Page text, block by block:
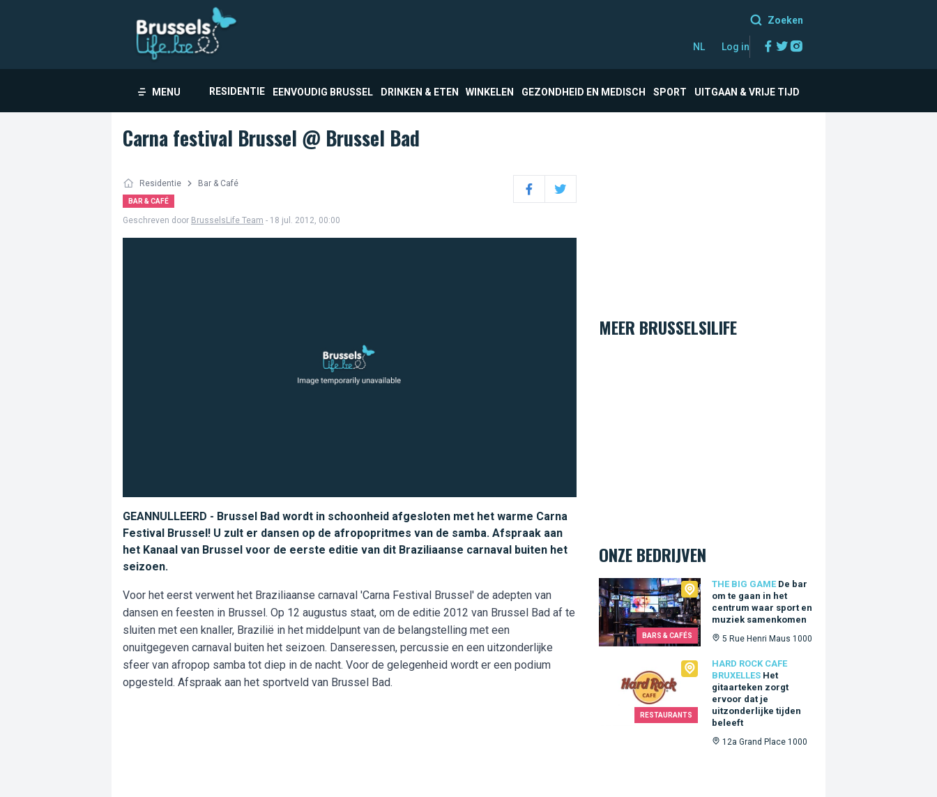
Zoeken
NL Log in Facebook
Twitter
MENU RESIDENTIE EENVOUDIG BRUSSEL DRINKEN & ETEN WINKELEN GEZONDHEID EN MEDISCH SPORT UITGAAN & VRIJE TIJD
Carna festival Brussel @ Brussel Bad
Residentie Bar & Café
BAR & CAFÉ FacebookTwitter
Geschreven door BrusselsLife Team - 18 jul. 2012, 00:00
GEANNULLEERD - Brussel Bad wordt in schoonheid afgesloten met het warme Carna
Festival Brussel! U zult er dansen op de afropopritmes van de samba. Afspraak aan
het Kanaal van Brussel voor de eerste editie van dit Braziliaanse carnaval buiten het
seizoen.
Voor het eerst verwent het Braziliaanse carnaval 'Carna Festival Brussel' de adepten van
dansen en feesten in Brussel. Op 12 augustus staat, om de editie 2012 van Brussel Bad af te
sluiten met een knaller, Brazilië in het middelpunt van de belangstelling met een
onuitgegeven carnaval buiten het seizoen. Danseressen, percussie en een uitzonderlijke
sfeer van afropop samba tot diep in de nacht. Voor de gelegenheid wordt er een podium
opgesteld. Afspraak aan het sportveld van Brussel Bad.
MEER BRUSSELSILIFE
ONZE BEDRIJVEN
BARS & CAFÉS
THE BIG GAME De bar
om te gaan in het
centrum waar sport en
muziek samenkomen
5 Rue Henri Maus 1000
The Big Game
RESTAURANTS
HARD ROCK CAFE
BRUXELLES Het
gitaarteken zorgt
ervoor dat je
uitzonderlijke tijden
beleeft
12a Grand Place 1000
Hard Rock Cafe Bruxelles